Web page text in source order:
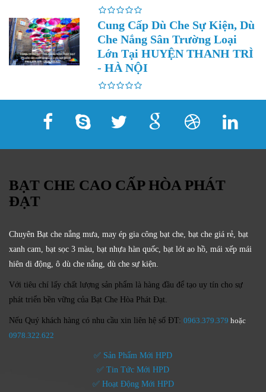
Cung Cấp Dù Che Sự Kiện, Dù
Che Nắng Sân Trường Loại
Lớn Tại HUYỆN THANH TRÌ
- HÀ NỘI
BẠT CHE CAO CẤP HÒA PHÁT
ĐẠT
Chuyên Bạt che nắng mưa, may ép gia công bạt che, bạt che giá rẻ, bạt
xanh cam, bạt sọc 3 màu, bạt nhựa hàn quốc, bạt lót ao hồ, mái xếp mái
hiên di động, ô dù che nắng, dù che sự kiện.
Với tiêu chí lấy chất lượng sản phẩm là hàng đầu để tạo uy tín cho sự
phát triển bền vững của Bạt Che Hòa Phát Đạt.
Nếu Quý khách hàng có nhu cầu xin liên hệ số ĐT: 0963.379.379 hoặc
0978.322.622
✅ Sản Phẩm Mới HPD
✅ Tin Tức Mới HPD
✅ Hoạt Động Mới HPD